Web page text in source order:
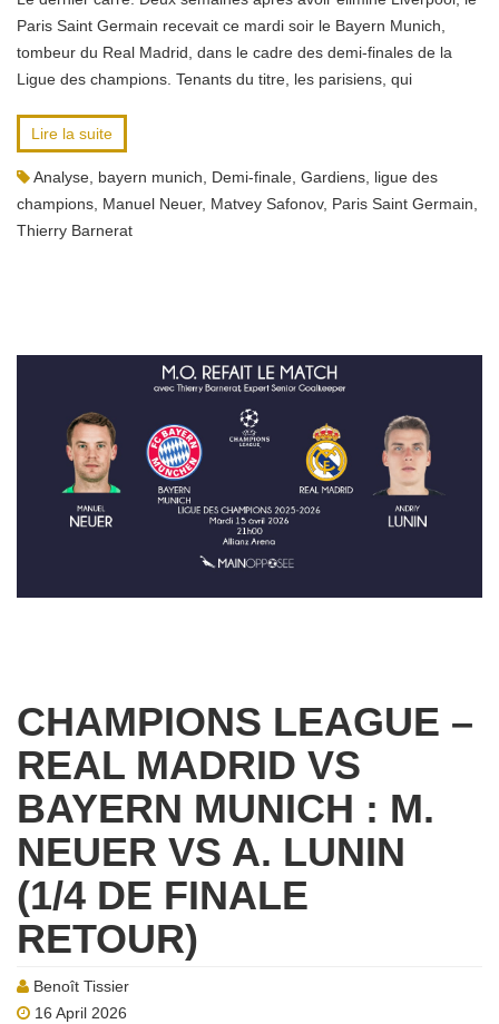
Paris Saint Germain recevait ce mardi soir le Bayern Munich,
tombeur du Real Madrid, dans le cadre des demi-finales de la
Ligue des champions. Tenants du titre, les parisiens, qui
Lire la suite
Analyse bayern munich Demi-finale Gardiens ligue des
champions Manuel Neuer, Matvey Safonov, Paris Saint Germain
Thierry Barnerat
CHAMPIONS LEAGUE –
REAL MADRID VS
BAYERN MUNICH : M.
NEUER VS A. LUNIN
(1/4 DE FINALE
RETOUR)
Benoît Tissier
16 April 2026